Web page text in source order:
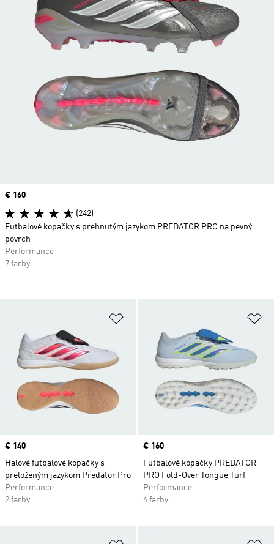
Pridať do zoznamu želaných
Price
€ 140
Halové futbalové kopačky s
preloženým jazykom Predator Pro
Performance
2 farby
Price
€ 160
Futbalové kopačky PREDATOR
PRO Fold-Over Tongue Turf
Performance
4 farby
Price
€ 160
(242)
Futbalové kopačky s prehnutým jazykom PREDATOR PRO na pevný
povrch
Performance
7 farby